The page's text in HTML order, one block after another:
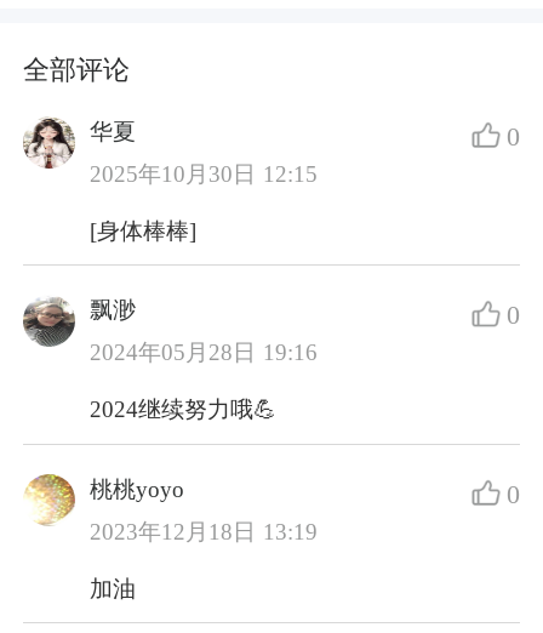
全部评论
华夏
2025年10月30日 12:15
0
[身体棒棒]
飘渺
2024年05月28日 19:16
0
2024继续努力哦💪
桃桃yoyo
2023年12月18日 13:19
0
加油